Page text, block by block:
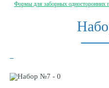
Формы для заборных односторонних